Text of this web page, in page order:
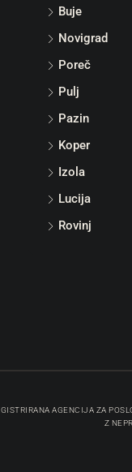
Buje
Novigrad
Poreč
Pulj
Pazin
Koper
Izola
Lucija
Rovinj
AGENCIJA ZA
Z